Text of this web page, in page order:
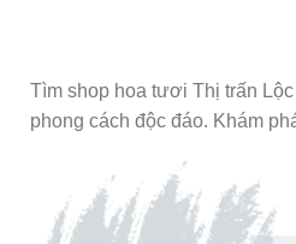
Tìm shop hoa tươi Thị trấn
phong cách độc đáo. Khám